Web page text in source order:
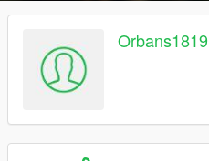
Orbans1819